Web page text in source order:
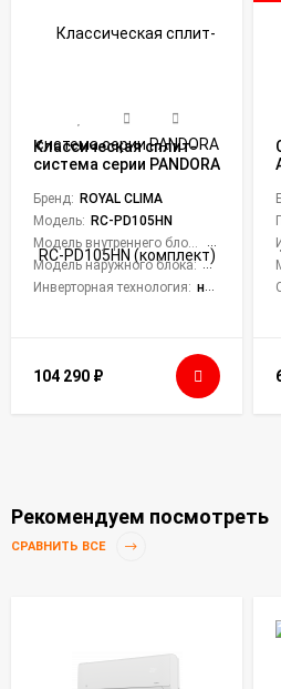
Классическая сплит-
система серии PANDORA
Бренд: ROYAL CLIMA
Модель: RC-PD105HN
Модель внутреннего блока:
RC-
Модель наружного блока: RC-
Инверторная технология: нет
104 290 ₽
Рекомендуем посмотреть
СРАВНИТЬ ВСЕ